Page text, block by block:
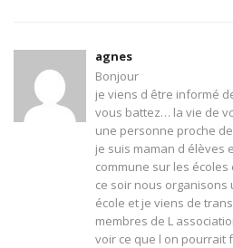
agnes
Bonjour
je viens d être informé
vous battez… la vie de
une personne proche
je suis maman d élèves
commune sur les
ce soir nous
école et je viens de
membres de L
voir ce que l on pourrait